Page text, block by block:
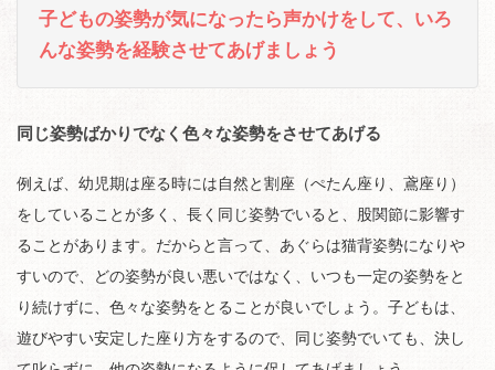
子どもの姿勢が気になったら声かけをして、いろ
んな姿勢を経験させてあげましょう
同じ姿勢ばかりでなく色々な姿勢をさせてあげる
例えば、幼児期は座る時には自然と割座（ぺたん座り、鳶座り）
をしていることが多く、長く同じ姿勢でいると、股関節に影響す
ることがあります。だからと言って、あぐらは猫背姿勢になりや
すいので、どの姿勢が良い悪いではなく、いつも一定の姿勢をと
り続けずに、色々な姿勢をとることが良いでしょう。子どもは、
遊びやすい安定した座り方をするので、同じ姿勢でいても、決し